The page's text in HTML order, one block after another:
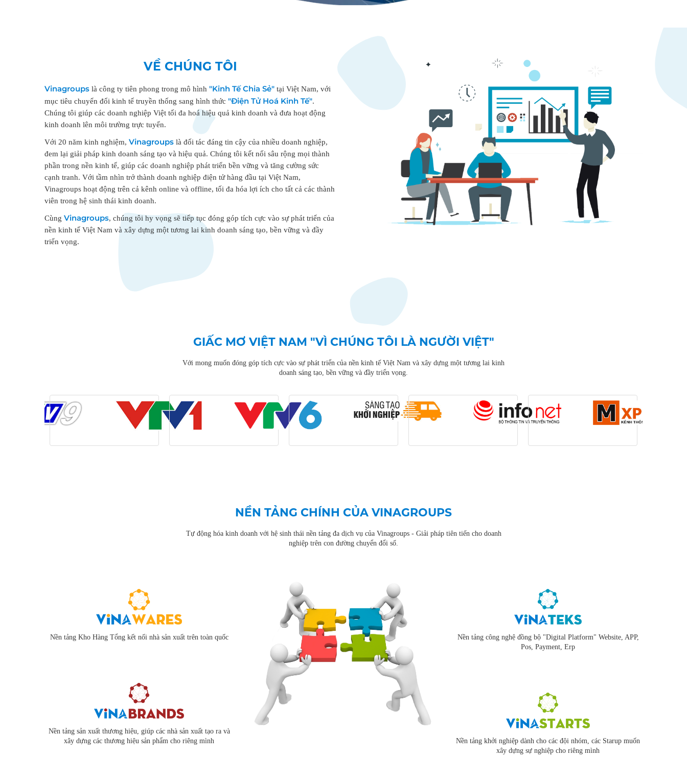
VỀ CHÚNG TÔI
Vinagroups là công ty tiên phong trong mô hình "Kinh Tế Chia Sẻ" tại Việt Nam, với
mục tiêu chuyển đổi kinh tế truyền thống sang hình thức "Điện Tử Hoá Kinh Tế".
Chúng tôi giúp các doanh nghiệp Việt tối đa hoá hiệu quả kinh doanh và đưa hoạt động
kinh doanh lên môi trường trực tuyến.
Với 20 năm kinh nghiệm, Vinagroups là đối tác đáng tin cậy của nhiều doanh nghiệp,
đem lại giải pháp kinh doanh sáng tạo và hiệu quả. Chúng tôi kết nối sâu rộng mọi thành
phần trong nền kinh tế, giúp các doanh nghiệp phát triển bền vững và tăng cường sức
cạnh tranh. Với tầm nhìn trở thành doanh nghiệp điện tử hàng đầu tại Việt Nam,
Vinagroups hoạt động trên cả kênh online và offline, tối đa hóa lợi ích cho tất cả các thành
viên trong hệ sinh thái kinh doanh.
Cùng Vinagroups, chúng tôi hy vọng sẽ tiếp tục đóng góp tích cực vào sự phát triển của
nền kinh tế Việt Nam và xây dựng một tương lai kinh doanh sáng tạo, bền vững và đầy
triển vọng.
GIẤC MƠ VIỆT NAM "VÌ CHÚNG TÔI LÀ NGƯỜI VIỆT"
Với mong muốn đóng góp tích cực vào sự phát triển của nền kinh tế Việt Nam và xây dựng một tương lai kinh
doanh sáng tạo, bền vững và đầy triển vọng.
NỀN TẢNG CHÍNH CỦA VINAGROUPS
Tự động hóa kinh doanh với hệ sinh thái nền tảng đa dịch vụ của Vinagroups - Giải pháp tiên tiến cho doanh
nghiệp trên con đường chuyển đổi số.
Nền tảng Kho Hàng Tổng kết nối nhà sản xuất trên toàn quốc
Nền tảng sản xuất thương hiệu, giúp các nhà sản xuất tạo ra và
xây dựng các thương hiệu sản phẩm cho riêng mình
Nền tảng công nghệ đồng bộ "Digital Platform" Website, APP,
Pos, Payment, Erp
Nền tảng khởi nghiệp dành cho các đội nhóm, các Starup muốn
xây dựng sự nghiệp cho riêng mình